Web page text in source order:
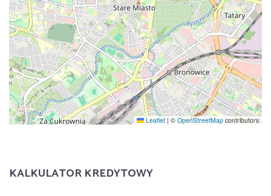
Leaflet | © OpenStreetMap contributors
KALKULATOR KREDYTOWY